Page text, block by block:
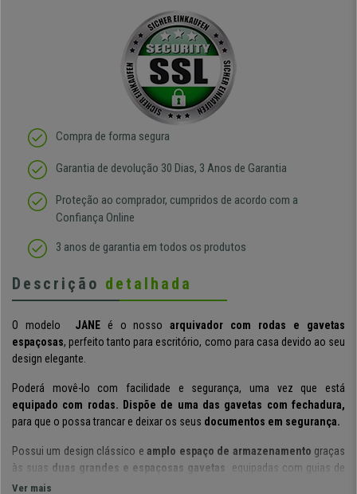
Compra de forma segura
Garantia de devolução 30 Dias, 3 Anos de Garantia
Proteção ao comprador, cumpridos de acordo com a
Confiança Online
3 anos de garantia em todos os produtos
Descrição detalhada
O modelo JANE é o nosso arquivador com rodas e gavetas
espaçosas, perfeito tanto para escritório, como para casa devido ao seu
design elegante.
Poderá movê-lo com facilidade e segurança, uma vez que está
equipado com rodas. Dispõe de uma das gavetas com fechadura,
para que o possa trancar e deixar os seus documentos em segurança.
Possui um design clássico eamplo espaço de armazenamento graças
às suas duas grandes e espaçosas gavetas equipadas com guias de
metal. Poderá guardar pastas, documentos e vários objetos bem
Ver mais